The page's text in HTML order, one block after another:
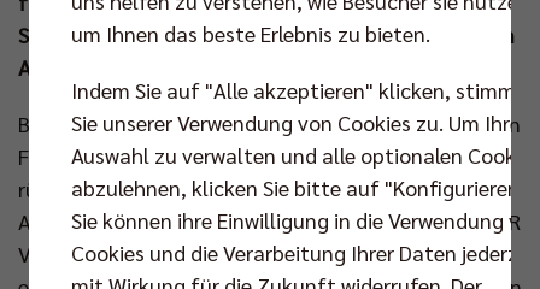
Schwächephase in Satz drei zum letztlich verdienten
Auswärtssieg.
Benjamin Patch, vor sieben Tagen im Heimspiel gegen
Friedrichshafen der “Gamechanger“ für die Berliner,
rückte vor 750 zugelassenen Zuschauern in der
Arena Kreis Düren wieder in die Startformation. Die BR
Volleys waren auf großen Druck der Hausherren
um Ihnen das beste Erlebnis zu bieten.
Indem Sie auf "Alle akzeptieren" klicken, stimmen
Sie unserer Verwendung von Cookies zu. Um Ihre
Auswahl zu verwalten und alle optionalen Cookies
abzulehnen, klicken Sie bitte auf "Konfigurieren".
Sie können ihre Einwilligung in die Verwendung
Cookies und die Verarbeitung Ihrer Daten